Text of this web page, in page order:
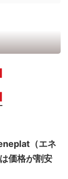
（エネ
価格が割安